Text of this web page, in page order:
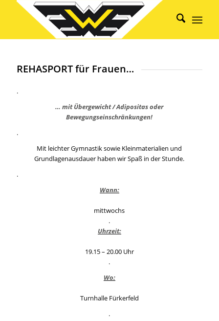
REHASPORT für Frauen…
.
… mit Übergewicht / Adipositas oder
Bewegungseinschränkungen!
.
Mit leichter Gymnastik sowie Kleinmaterialien und
Grundlagenausdauer haben wir Spaß in der Stunde.
.
Wann:
mittwochs
.
Uhrzeit:
19.15 – 20.00 Uhr
.
Wo:
Turnhalle Fürkerfeld
.